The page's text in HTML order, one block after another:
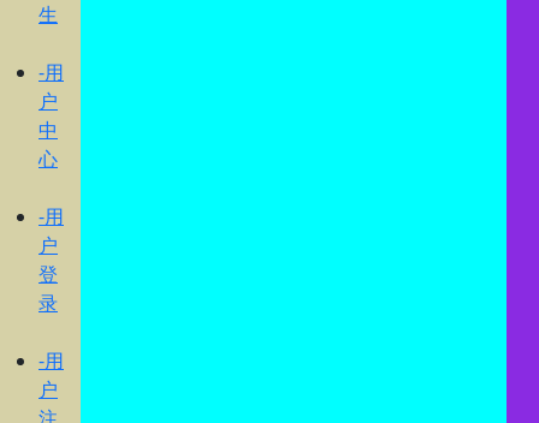
生
-用
户
中
心
-用
户
登
录
-用
户